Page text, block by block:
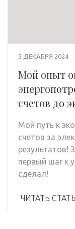
3 ДЕКАБРЯ 2024
Мой опыт
счетов до
Мой путь к
счетов за
результатов!
первый шаг к
сделал!
ЧИТАТЬ